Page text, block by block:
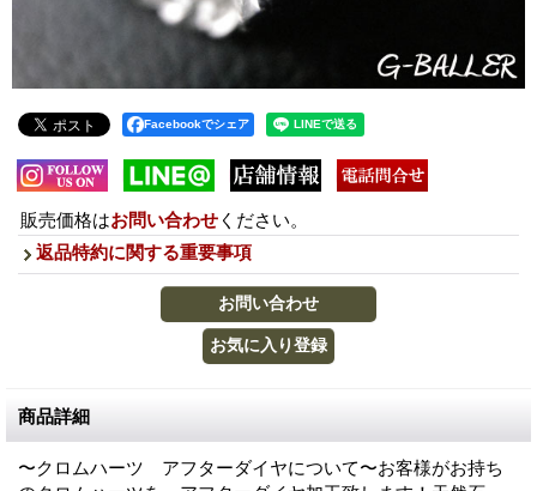
Facebookでシェア
販売価格はお問い合わせ ください。
返品特約に関する重要事項
商品詳細
〜クロムハーツ アフターダイヤについて〜お客様がお持ち